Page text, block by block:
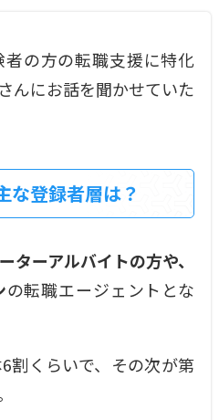
の方の転職支援に特化
んにお話を聞かせていた
な登録者層は？
ターアルバイトの方や、
の転職エージェントとな
割くらいで、その次が第